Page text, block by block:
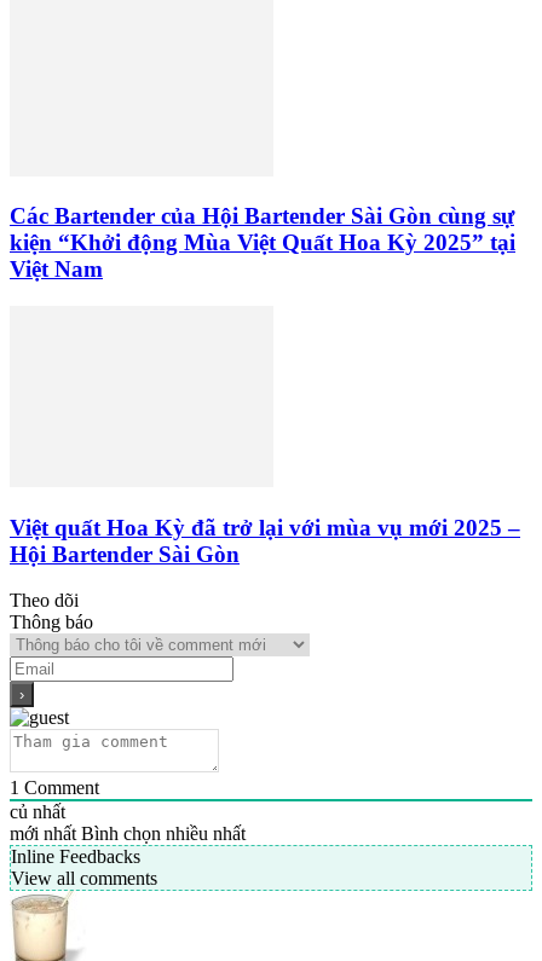
Các Bartender của Hội Bartender Sài Gòn cùng sự
kiện “Khởi động Mùa Việt Quất Hoa Kỳ 2025” tại
Việt Nam
Việt quất Hoa Kỳ đã trở lại với mùa vụ mới 2025 –
Hội Bartender Sài Gòn
Theo dõi
Thông báo
1 Comment
củ nhất
mới nhất Bình chọn nhiều nhất
Inline Feedbacks
View all comments